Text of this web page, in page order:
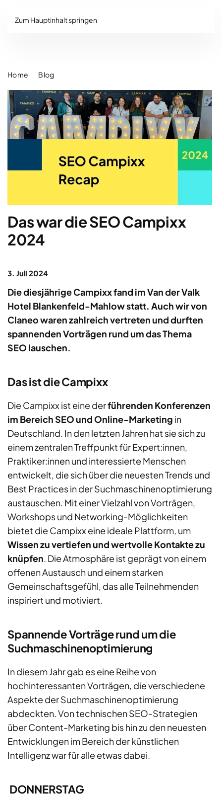
Zum Hauptinhalt springen
Home Blog
Das war die SEO Campixx
2024
3. Juli 2024
Die diesjährige Campixx fand im Van der Valk
Hotel Blankenfeld-Mahlow statt. Auch wir von
Claneo waren zahlreich vertreten und durften
spannenden Vorträgen rund um das Thema
SEO lauschen.
Das ist die Campixx
Die Campixx ist eine derführenden Konferenzen
im Bereich SEO und Online-Marketing in
Deutschland. In den letzten Jahrenhat sie sich zu
einem zentralen Treffpunkt für Expert:innen,
Praktiker:innenund interessierte Menschen
entwickelt, die sich über die neuesten Trends und
Best Practices in der Suchmaschinenoptimierung
austauschen. Mit einer Vielzahl von Vorträgen,
Workshops und Networking-Möglichkeiten
bietet die Campixx eine ideale Plattform, um
Wissen zu vertiefen und wertvolle Kontakte zu
knüpfen. Die Atmosphäre ist geprägt von einem
offenen Austausch und einem starken
Gemeinschaftsgefühl, das alle Teilnehmenden
inspiriert und motiviert.
Spannende Vorträge rund um die
Suchmaschinenoptimierung
In diesem Jahr gab es eine Reihe von
hochinteressanten Vorträgen, die verschiedene
Aspekte der Suchmaschinenoptimierung
abdeckten. Von technischen SEO-Strategien
über Content-Marketing bis hin zu den neuesten
Entwicklungen im Bereich der künstlichen
Intelligenz war füralle etwas dabei.
DONNERSTAG